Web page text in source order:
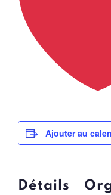
Ajouter au
Détails